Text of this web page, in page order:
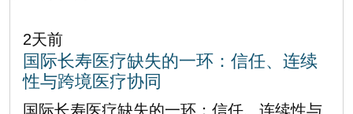
2天前
国际长寿医疗缺失的一环：信任、连续
性与跨境医疗协同
国际长寿医疗缺失的一环：信任、连续性与